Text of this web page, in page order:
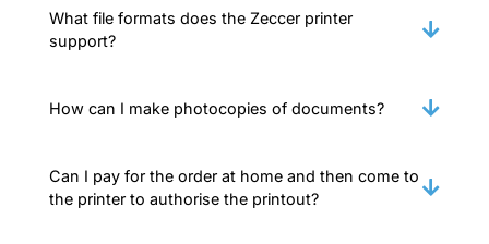
What file formats does the Zeccer printer
support?
How can I make photocopies of documents?
Can I pay for the order at home and then come to
the printer to authorise the printout?